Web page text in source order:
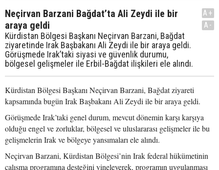
Neçirvan Barzani Bağdat’ta Ali Zeydi ile bir
araya geldi
Kürdistan Bölgesi Başkanı Neçirvan Barzani, Bağdat
ziyaretinde Irak Başbakanı Ali Zeydi ile bir araya geldi.
Görüşmede Irak’taki siyasi ve güvenlik durumu,
bölgesel gelişmeler ile Erbil-Bağdat ilişkileri ele alındı.
A+
A-
Kürdistan Bölgesi Başkanı Neçirvan Barzani, Bağdat ziyareti
kapsamında bugün Irak Başbakanı Ali Zeydi ile bir araya geldi.
Görüşmede Irak’taki genel durum, mevcut dönemin karşı karşıya
olduğu engel ve zorluklar, bölgesel ve uluslararası gelişmeler ile bu
gelişmelerin Irak ve bölgeye yansımaları ele alındı.
Neçirvan Barzani, Kürdistan Bölgesi’nin Irak federal hükümetinin
çalışma programına desteğini yineleyerek, programın uygulanması